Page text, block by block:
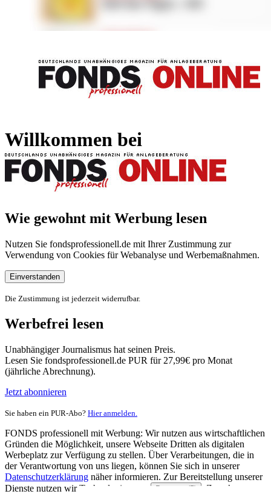
Willkommen bei
Wie gewohnt mit Werbung lesen
Nutzen Sie fondsprofessionell.de mit Ihrer Zustimmung zur
Verwendung von Cookies für Webanalyse und Werbemaßnahmen.
Einverstanden
Die Zustimmung ist jederzeit widerrufbar.
Werbefrei lesen
Unabhängiger Journalismus hat seinen Preis.
Lesen Sie fondsprofessionell.de PUR für 27,99€ pro Monat
(jährliche Abrechnung).
Jetzt abonnieren
Sie haben ein PUR-Abo? Hier anmelden.
FONDS professionell mit Werbung: Wir nutzen aus wirtschaftlichen
Gründen die Möglichkeit, unsere Webseite Dritten als digitalen
Werbeplatz zur Verfügung zu stellen. Über Verarbeitungen, die in
der Verantwortung von uns liegen, können Sie sich in unserer
Datenschutzerklärung näher informieren. Zur Bereitstellung unserer
Dienste nutzen wir Technologien von
Partnern (5)
. Zwecke: